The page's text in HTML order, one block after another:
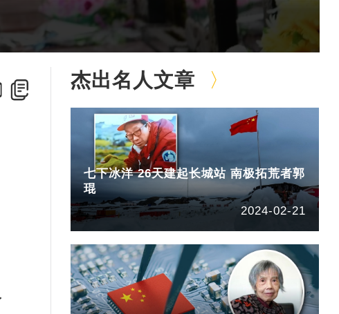
杰出名人文章
七下冰洋 26天建起长城站 南极拓荒者郭
琨
2024-02-21